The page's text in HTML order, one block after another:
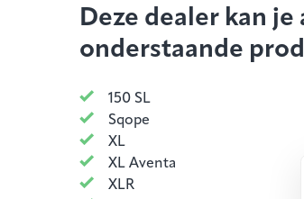
Deze dealer kan
onderstaande
150 SL
Sqope
XL
XL Aventa
XLR